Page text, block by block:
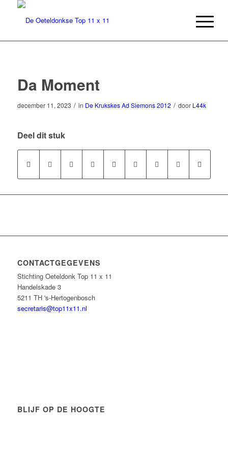
Da Moment
december 11, 2023 / in De Krukskes Ad Siemons 2012 / door L44k
Deel dit stuk
CONTACTGEGEVENS
Stichting Oeteldonk Top 11 x 11
Handelskade 3
5211 TH 's-Hertogenbosch
secretaris@top11x11.nl
BLIJF OP DE HOOGTE